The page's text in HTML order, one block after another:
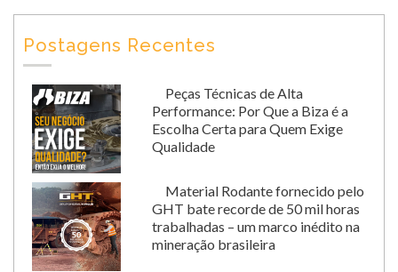
Postagens Recentes
Peças Técnicas de Alta
Performance: Por Que a Biza é a
Escolha Certa para Quem Exige
Qualidade
Material Rodante fornecido pelo
GHT bate recorde de 50 mil horas
trabalhadas – um marco inédito na
mineração brasileira